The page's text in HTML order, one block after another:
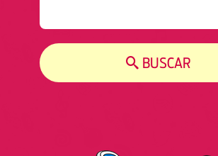
BUSCAR